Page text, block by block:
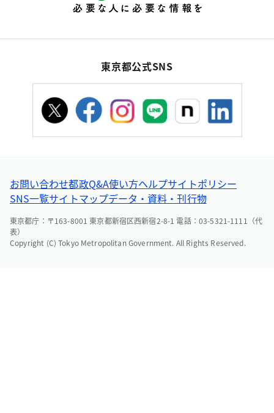
東京都公式SNS
お問い合わせ都政Q&A使い方ヘルプサイトポリシー
SNS一覧サイトマップデータ・資料・刊行物
東京都庁：〒163-8001 東京都新宿区西新宿2-8-1 電話：03-5321-1111（代
表）
Copyright (C) Tokyo Metropolitan Government. All Rights Reserved.